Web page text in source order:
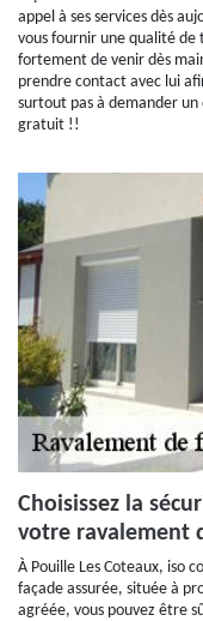
appel à ses services dès
vous fournir une qualité de
fortement de venir dès
prendre contact avec lui
surtout pas à demander
gratuit !!
Choisissez la
votre ravalement
À Pouille Les Coteaux, iso
façade assurée, située à
agréée, vous pouvez être